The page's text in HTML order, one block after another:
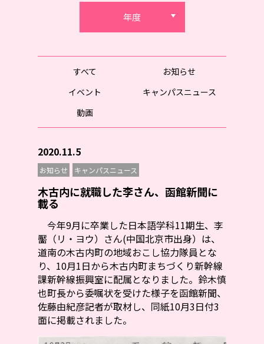
年度
すべて
お知らせ
イベント
キャンパスニュース
動画
2020.11.5
お知らせ キャンパスニュース
木古内に就職した李さん、函館新聞に
載る
今年9月に卒業した日本語学科11期生、李
靨（リ・ヨウ）さん(中国北京市出身）は、
道南の木古内町の地域おこし協力隊員とな
り、10月1日から木古内町まちづくり新幹線
課新幹線振興室に配属となりました。鈴木慎
也町長から委嘱状を受けた様子を函館新聞、
佐藤由紀彦記者が取材し、同紙10月3日付3
面に掲載されました。